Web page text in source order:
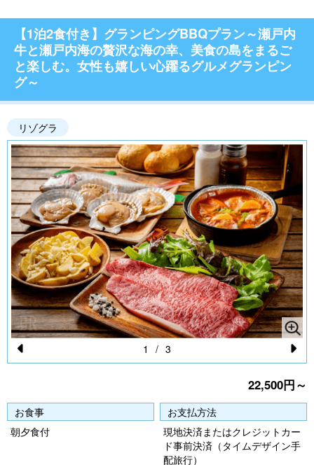
【1泊2食付き】グランピングBBQプラン～瀬戸内
牛と瀬戸内海の贅沢な海の幸、美食の島をまるご
と楽しむ。女性も嬉しい心躍るグルメグランピン
グ～
リゾグラ
Pr
vi
o
N
e
xt
1 / 3
22,500円～
お食事
朝夕食付
お支払方法
現地決済またはクレジットカー
ド事前決済（タイムデザイン手
配旅行）